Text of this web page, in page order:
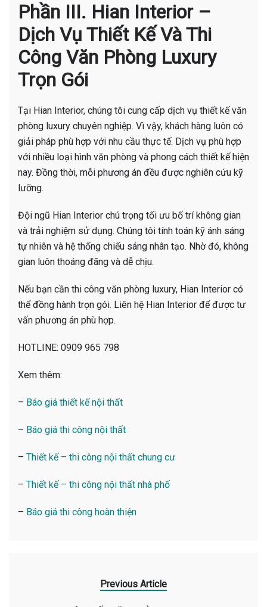
Phần III. Hian Interior –
Dịch Vụ Thiết Kế Và Thi
Công Văn Phòng Luxury
Trọn Gói
Tại Hian Interior, chúng tôi cung cấp dịch vụ thiết kế văn
phòng luxury chuyên nghiệp. Vì vậy, khách hàng luôn có
giải pháp phù hợp với nhu cầu thực tế. Dịch vụ phù hợp
với nhiều loại hình văn phòng và phong cách thiết kế hiện
nay. Đồng thời, mỗi phương án đều được nghiên cứu kỹ
lưỡng.
Đội ngũ Hian Interior chú trọng tối ưu bố trí không gian
và trải nghiệm sử dụng. Chúng tôi tính toán kỹ ánh sáng
tự nhiên và hệ thống chiếu sáng nhân tạo. Nhờ đó, không
gian luôn thoáng đãng và dễ chịu.
Nếu bạn cần thi công văn phòng luxury, Hian Interior có
thể đồng hành trọn gói. Liên hệ Hian Interior để được tư
vấn phương án phù hợp.
HOTLINE: 0909 965 798
Xem thêm:
– Báo giá thiết kế nội thất
– Báo giá thi công nội thất
– Thiết kế – thi công nội thất chung cư
– Thiết kế – thi công nội thất nhà phố
– Báo giá thi công hoàn thiện
Previous Article